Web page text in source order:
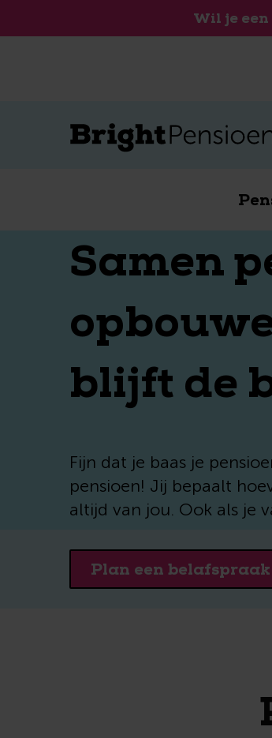
Wil je
Samen
blijft de
Fijn dat je baas je
pensioen! Jij bepaalt
altijd van jou. Ook als je
Plan een belafspraak